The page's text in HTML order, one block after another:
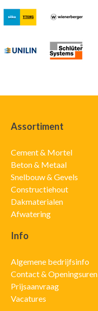
Assortiment
Cement & Mortel
Beton & Metaal
Snelbouw & Gevels
Constructiehout
Dakmaterialen
Afwatering
Info
Algemene bedrijfsinfo
Contact & Openingsuren
Prijsaanvraag
Vacatures